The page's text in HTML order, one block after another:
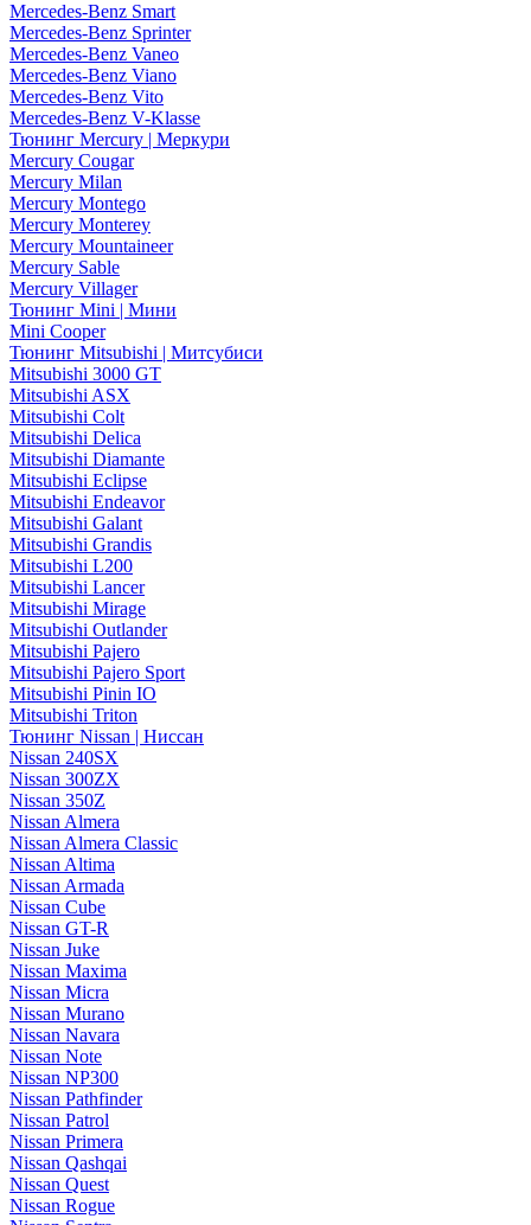
Mercedes-Benz Smart
Mercedes-Benz Sprinter
Mercedes-Benz Vaneo
Mercedes-Benz Viano
Mercedes-Benz Vito
Mercedes-Benz V-Klasse
Тюнинг Mercury | Меркури
Mercury Cougar
Mercury Milan
Mercury Montego
Mercury Monterey
Mercury Mountaineer
Mercury Sable
Mercury Villager
Тюнинг Mini | Мини
Mini Cooper
Тюнинг Mitsubishi | Митсубиси
Mitsubishi 3000 GT
Mitsubishi ASX
Mitsubishi Colt
Mitsubishi Delica
Mitsubishi Diamante
Mitsubishi Eclipse
Mitsubishi Endeavor
Mitsubishi Galant
Mitsubishi Grandis
Mitsubishi L200
Mitsubishi Lancer
Mitsubishi Mirage
Mitsubishi Outlander
Mitsubishi Pajero
Mitsubishi Pajero Sport
Mitsubishi Pinin IO
Mitsubishi Triton
Тюнинг Nissan | Ниссан
Nissan 240SX
Nissan 300ZX
Nissan 350Z
Nissan Almera
Nissan Almera Classic
Nissan Altima
Nissan Armada
Nissan Cube
Nissan GT-R
Nissan Juke
Nissan Maxima
Nissan Micra
Nissan Murano
Nissan Navara
Nissan Note
Nissan NP300
Nissan Pathfinder
Nissan Patrol
Nissan Primera
Nissan Qashqai
Nissan Quest
Nissan Rogue